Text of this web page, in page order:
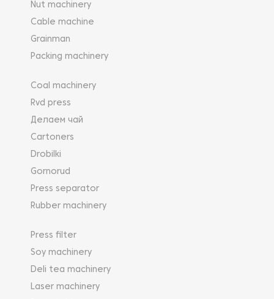
Nut machinery
Cable machine
Grainman
Packing machinery
Coal machinery
Rvd press
Делаем чай
Cartoners
Drobilki
Gornorud
Press separator
Rubber machinery
Press filter
Soy machinery
Deli tea machinery
Laser machinery